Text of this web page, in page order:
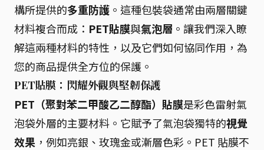
構所提供的多重防護 。這種包裝袋通常由兩層關鍵
材料複合而成： PET貼膜與氣泡層 。讓我們深入瞭
解這兩種材料的特性，以及它們如何協同作用，為
您的商品提供全方位的保護。
PET貼膜：閃耀外觀與堅韌保護
PET（聚對苯二甲酸乙二醇酯）貼膜是彩色雷射氣
泡袋外層的主要材料。它賦予了氣泡袋獨特的視覺
效果 ，例如亮銀、玫瑰金或漸層色彩。PET 貼膜不